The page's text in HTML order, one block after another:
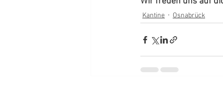
Kantine Osnabrück